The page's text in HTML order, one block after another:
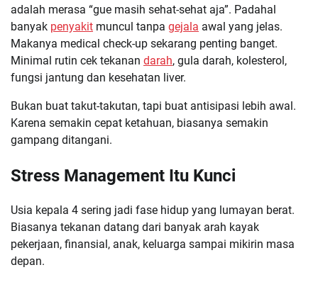
adalah merasa “gue masih sehat-sehat aja”. Padahal
banyak penyakit muncul tanpa gejala awal yang jelas.
Makanya medical check-up sekarang penting banget.
Minimal rutin cek tekanan darah, gula darah, kolesterol,
fungsi jantung dan kesehatan liver.
Bukan buat takut-takutan, tapi buat antisipasi lebih awal.
Karena semakin cepat ketahuan, biasanya semakin
gampang ditangani.
Stress Management Itu Kunci
Usia kepala 4 sering jadi fase hidup yang lumayan berat.
Biasanya tekanan datang dari banyak arah kayak
pekerjaan, finansial, anak, keluarga sampai mikirin masa
depan.